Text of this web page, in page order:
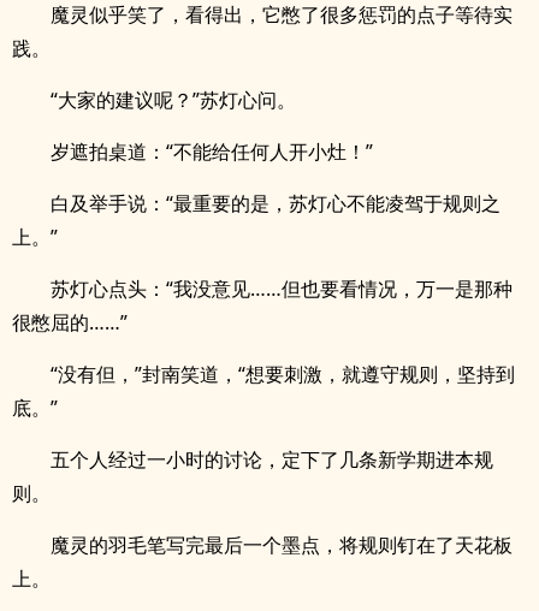
魔灵似乎笑了，看得出，它憋了很多惩罚的点子等待实
践。
“大家的建议呢？”苏灯心问。
岁遮拍桌道：“不能给任何人开小灶！”
白及举手说：“最重要的是，苏灯心不能凌驾于规则之
上。”
苏灯心点头：“我没意见……但也要看情况，万一是那种
很憋屈的……”
“没有但，”封南笑道，“想要刺激，就遵守规则，坚持到
底。”
五个人经过一小时的讨论，定下了几条新学期进本规
则。
魔灵的羽毛笔写完最后一个墨点，将规则钉在了天花板
上。